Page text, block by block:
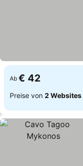
Ab € 42
Preise von 2 Websites